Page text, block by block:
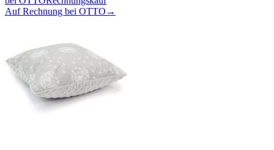
Auf Rechnung bei OTTO →